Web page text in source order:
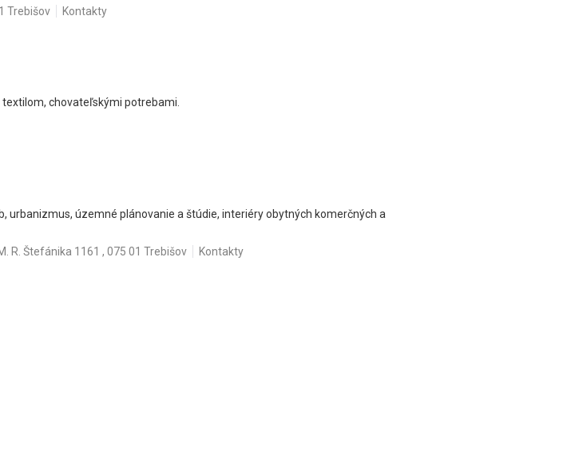
Trebišov Kontakty
chovateľskými potrebami.
územné plánovanie a štúdie, interiéry obytných komerčných a
R. Štefánika 1161 , 075 01 Trebišov Kontakty